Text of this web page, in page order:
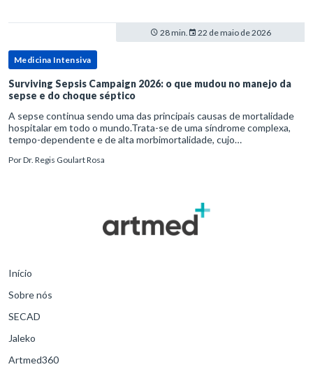
28 min. 22 de maio de 2026
Medicina Intensiva
Surviving Sepsis Campaign 2026: o que mudou no manejo da
sepse e do choque séptico
A sepse continua sendo uma das principais causas de mortalidade
hospitalar em todo o mundo.Trata-se de uma síndrome complexa,
tempo-dependente e de alta morbimortalidade, cujo
para o desfe
PorDr. Regis Goulart Rosa
Início
Sobre nós
SECAD
Jaleko
Artmed360